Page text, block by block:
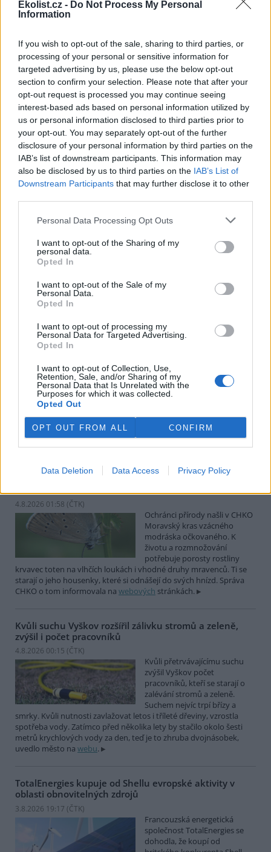
Ekolist.cz - Do Not Process My Personal
Information
If you wish to opt-out of the sale, sharing to third parties, or
processing of your personal or sensitive information for
targeted advertising by us, please use the below opt-out
section to confirm your selection. Please note that after your
opt-out request is processed you may continue seeing
interest-based ads based on personal information utilized by
us or personal information disclosed to third parties prior to
your opt-out. You may separately opt-out of the further
disclosure of your personal information by third parties on the
IAB’s list of downstream participants. This information may
also be disclosed by us to third parties on the IAB’s List of
Downstream Participants that may further disclose it to other
Personal Data Processing Opt Outs
I want to opt-out of the Sharing of my
personal data.
Opted In
I want to opt-out of the Sale of my
Personal Data.
Opted In
I want to opt-out of processing my
Personal Data for Targeted Advertising.
Opted In
I want to opt-out of Collection, Use,
Retention, Sale, and/or Sharing of my
Personal Data that Is Unrelated with the
Purposes for which it was collected.
Opted Out
OPT OUT FROM ALL CONFIRM
Data Deletion Data Access Privacy Policy
nádrží. Žádost o dotace mohou podávat od 7. září do 7. října.
Hospodářským zvířatům pomáhají při vedrech remízky
i kamenné stáje
4.8.2026 12:52 ( ČTK
Hospodářská zvířata na jihu
Čech se při tropických
teplotách ochlazují v
remízkách i kamenných stájích.
Někteří jihočeští farmáři
vypouštějí krávy, ovce či koně na pastviny v noci a v největších
vedrech je nechávají uvnitř chladnějších budov. Kvůli suchu
neroste na loukách tráva a zemědělci musí dobytek přikrmovat
zásobami sena na zimu. Vysychají zdroje vody a rostou náklady na
její dopravu i na elektřinu na ochlazování zvířat, zjistila ČTK.
tři lvice, píše BBC News
Diskuse: 2
Tři lvice v zoologické zahradě v
horka. Japonsko se toto léto
potýká s vlnami extrémních
veder, napsal zpravodajský server
Ghanský parlament schválil přísný zákon na ochranu
kakaových plantáží
4.8.2026 12:39 (ČTK)
Ghanský parlament schválil
zákon, podle kterého místním
farmářům hrozí až 20 let
úřadů přemění svou kakaovou
plantáž na jiný účel. Informovala o tom agentura AP; zákon nyní
Ochránci přírody našli v Moravském krasu vzácného
4.8.2026 01:58 (ČTK)
Ochránci přírody našli v CHKO
Moravský kras vzácného
modráska očkovaného. K
životu a rozmnožování
potřebuje porosty rostliny
krvavec toten na vlhčích loukách i vhodné druhy mravenců. Ti se
starají o jeho housenky, které si odnášejí do svých hnízd. Správa
CHKO o tom informovala na webových stránkách.
Kvůli suchu Vyškov rozšířil zálivku stromů a zeleně,
zvýšil i počet pracovníků
4.8.2026 00:15 (ČTK)
Kvůli přetrvávajícímu suchu
zvýšil Vyškov počet
pracovníků, kteří se starají o
zalévání stromů a zeleně.
Suchem nejvíc trpí břízy a
smrky. Kvůli nutnosti zavlažovat letos i tříleté dřeviny, vzrostla
spotřeba vody. Zatímco před několika lety by stačilo okolo šesti
metrů krychlových vody za den, teď je to zhruba dvojnásobek,
uvedlo město na webu.
TotalEnergies kupuje od Shellu evropské aktivity v
oblasti obnovitelných zdrojů
3.8.2026 19:17 (ČTK)
Francouzská energetická
společnost TotalEnergies se
dohodla, že koupí od